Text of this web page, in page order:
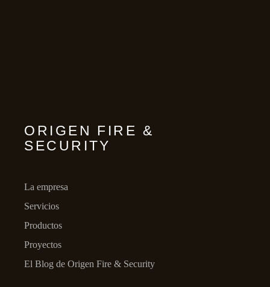
ORIGEN FIRE &
SECURITY
La empresa
Servicios
Productos
Proyectos
El Blog de Origen Fire & Security